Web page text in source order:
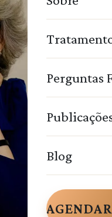
Perguntas
Blog